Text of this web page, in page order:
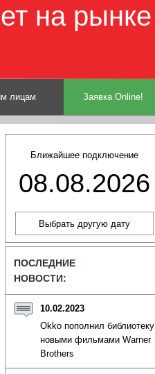
на рынке
лицам Заявка Online!
Ближайшее подключение
08.08.2026
ПОСЛЕДНИЕ
НОВОСТИ:
10.02.2023
Okko пополнил библиотеку
новыми фильмами Warner
Brothers